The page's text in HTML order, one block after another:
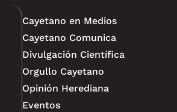
Cayetano en Medios
Cayetano Comunica
Divulgación Científica
Orgullo Cayetano
Opinión Herediana
Eventos